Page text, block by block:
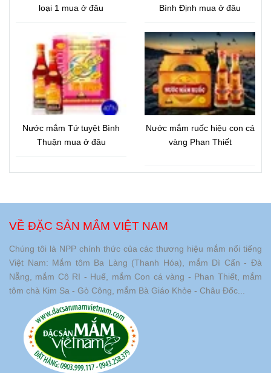
loại 1 mua ở đâu
Bình Định mua ở đâu
Nước mắm Tứ tuyệt Bình
Thuận mua ở đâu
Nước mắm ruốc hiệu con cá
vàng Phan Thiết
VỀ ĐẶC SẢN MẮM VIỆT NAM
Chúng tôi là NPP chính thức của các thương hiệu mắm nổi tiếng
Việt Nam: Mắm tôm Ba Làng (Thanh Hóa), mắm Dì Cẩn - Đà
Nẵng, mắm Cô RI - Huế, mắm Con cá vàng - Phan Thiết, mắm
tôm chà Kim Sa - Gò Công, mắm Bà Giáo Khỏe - Châu Đốc...